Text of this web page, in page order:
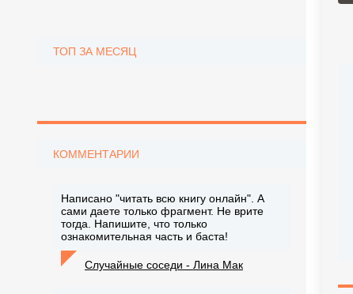
ТОП ЗА МЕСЯЦ
КОММЕНТАРИИ
Написано "читать всю книгу онлайн". А
сами даете только фрагмент. Не врите
тогда. Напишите, что только
ознакомительная часть и баста!
Случайные соседи - Лина Мак